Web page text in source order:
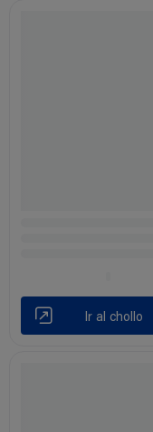
Ir al chollo